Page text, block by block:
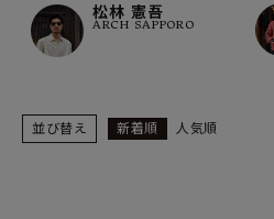
松林 憲吾
ARCH SAPPORO
並び替え 新着順 人気順